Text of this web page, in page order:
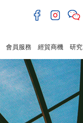
會員服務 經貿商機 研究